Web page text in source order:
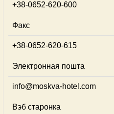
+38-0652-620-600
Факс
+38-0652-620-615
Электронная пошта
info@moskva-hotel.com
Вэб старонка